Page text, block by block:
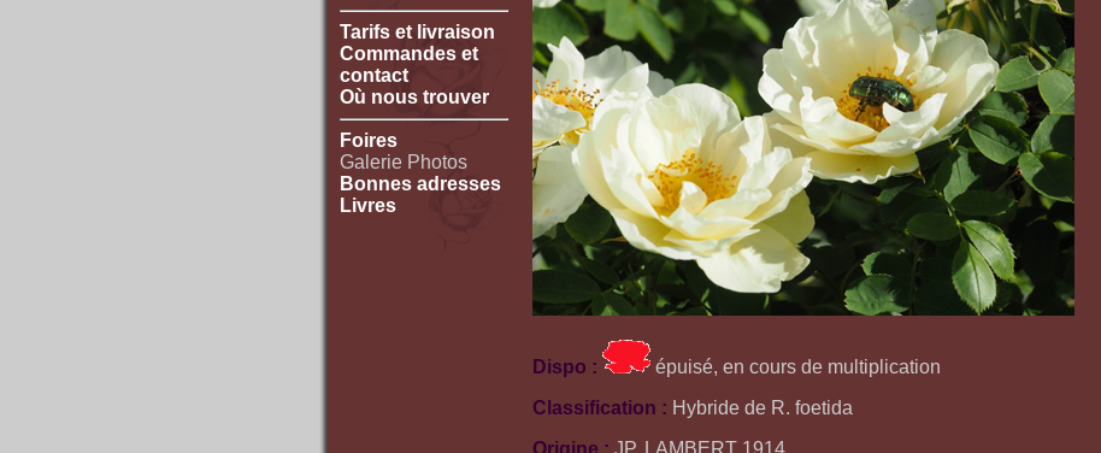
Tarifs et livraison
Commandes et
contact
Où nous trouver
Foires
Galerie Photos
Bonnes adresses
Livres
Dispo :
épuisé, en cours de multiplication
Classification : Hybride de R. foetida
Origine : JP. LAMBERT 1914